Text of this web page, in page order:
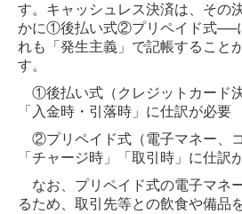
す。キャッシュレス決済は、その
かに①後払い式②プリペイド式──
れも「発生主義」で記帳すること
す。
①後払い式（クレジットカード決
「入金時・引落時」に仕訳が必要
②プリペイド式（電子マネー、コ
「チャージ時」「取引時」に仕訳
なお、プリペイド式の電子マネ
るため、取引先等との飲食や備品